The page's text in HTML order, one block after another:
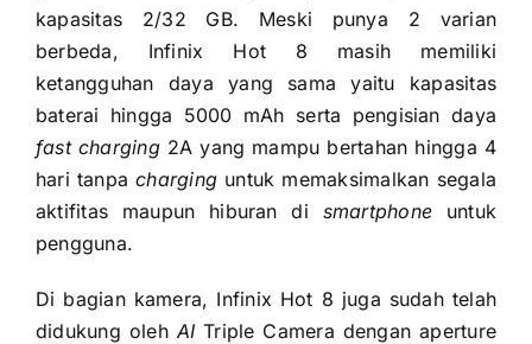
kapasitas 2/32 GB. Meski punya 2 varian
berbeda, Infinix Hot 8 masih memiliki
ketangguhan daya yang sama yaitu kapasitas
baterai hingga 5000 mAh serta pengisian daya
fast charging2A yang mampu bertahan hingga 4
hari tanpacharging untuk memaksimalkan segala
aktifitas maupun hiburan di smartphone untuk
pengguna.
Di bagian kamera, Infinix Hot 8 juga sudah telah
didukung oleh AI Triple Camera dengan aperture